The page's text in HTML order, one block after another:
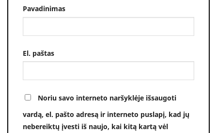
Pavadinimas
El. paštas
Noriu savo interneto naršyklėje išsaugoti
vardą, el. pašto adresą ir interneto puslapį, kad jų
nebereiktų įvesti iš naujo, kai kitą kartą vėl